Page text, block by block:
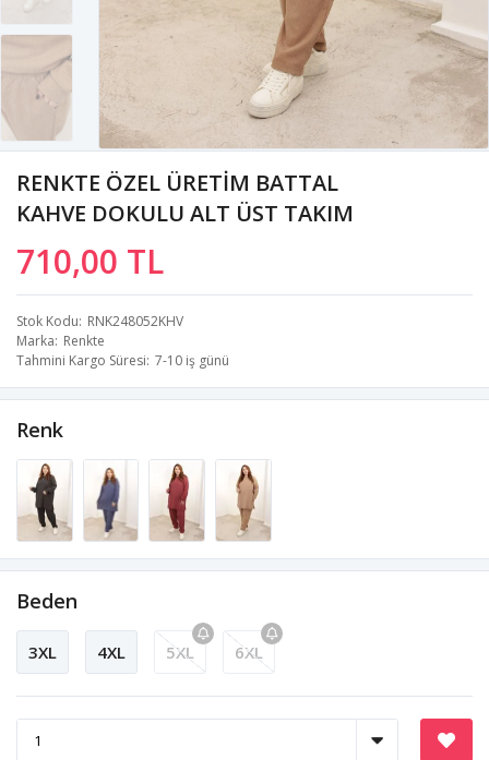
RENKTE ÖZEL ÜRETİM BATTAL
KAHVE DOKULU ALT ÜST TAKIM
710,00 TL
Stok Kodu RNK248052KHV
Marka Renkte
Tahmini Kargo Süresi 7-10 iş günü
Renk
Beden
3XL 4XL 5XL 6XL